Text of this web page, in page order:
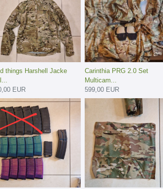
things Harshell Jacke
EUR
Carinthia PRG 2.0 Set
Multicam...
599,00 EUR